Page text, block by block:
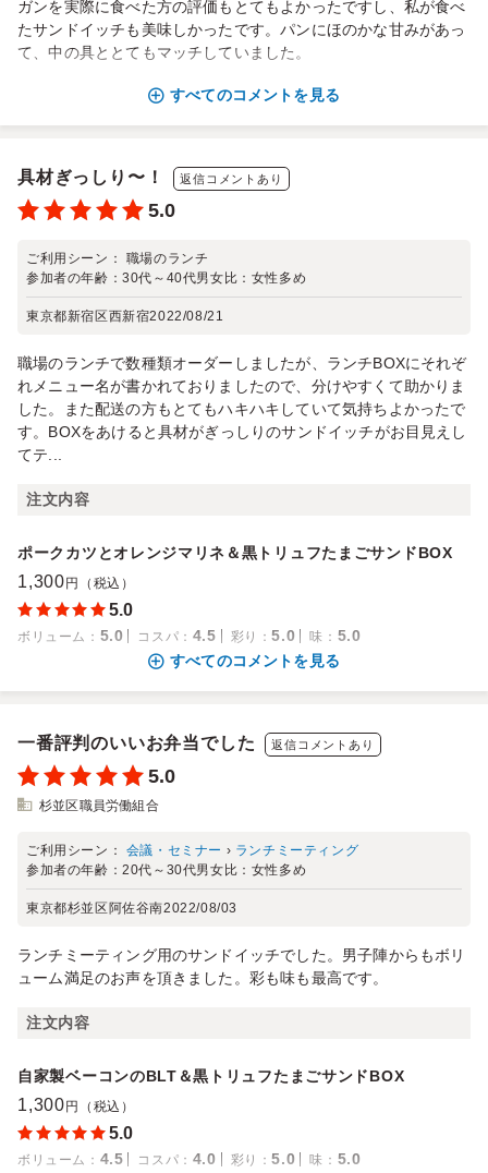
ガンを実際に食べた方の評価もとてもよかったですし、私が食べ
たサンドイッチも美味しかったです。パンにほのかな甘みがあっ
て、中の具ととてもマッチしていました。
すべてのコメントを見る
具材ぎっしり〜！ 返信コメントあり
5.0
ご利用シーン： 職場のランチ
参加者の年齢：30代～40代男女比： 女性多め
東京都新宿区西新宿2022/08/21
職場のランチで数種類オーダーしましたが、ランチBOXにそれぞ
れメニュー名が書かれておりましたので、分けやすくて助かりま
した。また配送の方もとてもハキハキしていて気持ちよかったで
す。BOXをあけると具材がぎっしりのサンドイッチがお目見えし
てテ...
注文内容
ポークカツとオレンジマリネ＆黒トリュフたまごサンドBOX
1,300 円（税込）
5.0
ボリューム ： 5.0 コスパ ： 4.5 彩り ：5.0 味 ： 5.0
すべてのコメントを見る
一番評判のいいお弁当でした 返信コメントあり
5.0
杉並区職員労働組合
ご利用シーン： 会議・セミナー › ランチミーティング
参加者の年齢：20代～30代男女比： 女性多め
東京都杉並区阿佐谷南2022/08/03
ランチミーティング用のサンドイッチでした。男子陣からもボリ
ューム満足のお声を頂きました。彩も味も最高です。
注文内容
自家製ベーコンのBLT＆黒トリュフたまごサンドBOX
1,300 円（税込）
5.0
ボリューム ： 4.5 コスパ ： 4.0 彩り ：5.0 味 ： 5.0